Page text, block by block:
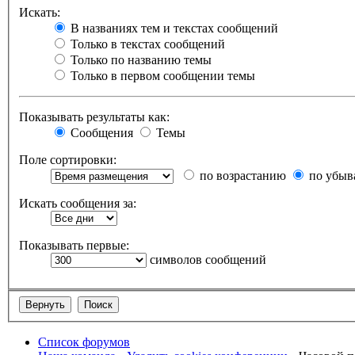
Искать:
В названиях тем и текстах сообщений
Только в текстах сообщений
Только по названию темы
Только в первом сообщении темы
Показывать результаты как:
Сообщения
Темы
Поле сортировки:
по возрастанию
по
Искать сообщения за:
Показывать первые:
символов сообщений
Список форумов